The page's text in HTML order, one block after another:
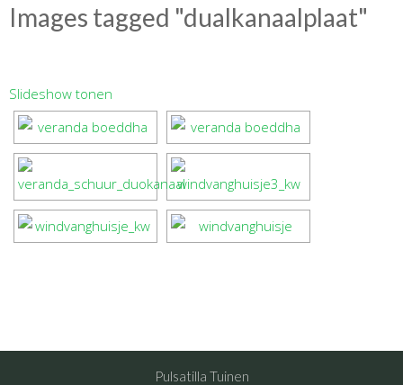
Images tagged "dualkanaalplaat"
Slideshow tonen
Pulsatilla Tuinen